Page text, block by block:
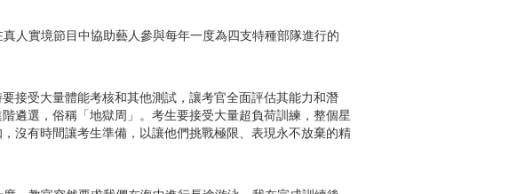
人實境節目中協助藝人參與每年一度為四支特種部隊進行的
接受大量體能考核和其他測試，讓考官全面評估其能力和潛
遴選，俗稱「地獄周」。考生要接受大量超負荷訓練，整個星
沒有時間讓考生準備，以讓他們挑戰極限、表現永不放棄的精